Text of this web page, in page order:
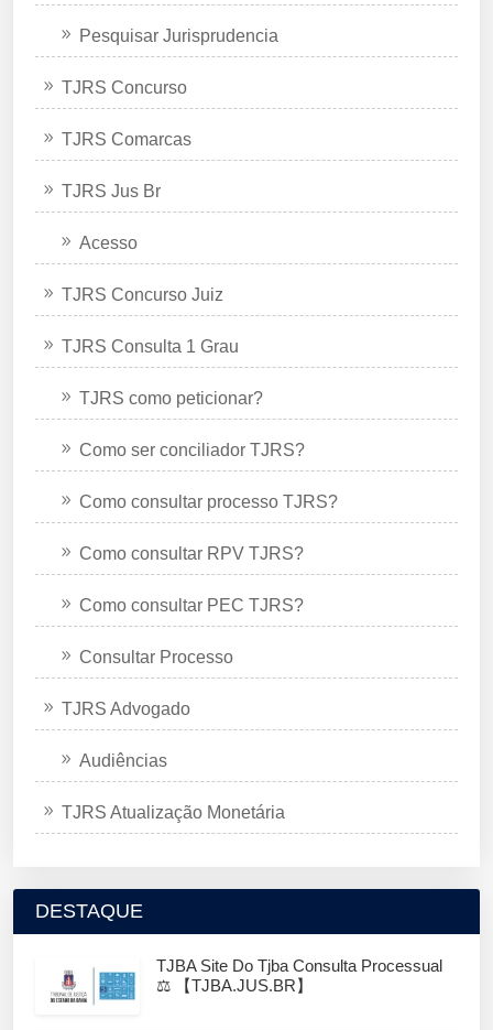
Pesquisar Jurisprudencia
TJRS Concurso
TJRS Comarcas
TJRS Jus Br
Acesso
TJRS Concurso Juiz
TJRS Consulta 1 Grau
TJRS como peticionar?
Como ser conciliador TJRS?
Como consultar processo TJRS?
Como consultar RPV TJRS?
Como consultar PEC TJRS?
Consultar Processo
TJRS Advogado
Audiências
TJRS Atualização Monetária
DESTAQUE
TJBA Site Do Tjba Consulta Processual
⚖️ 【TJBA.JUS.BR】